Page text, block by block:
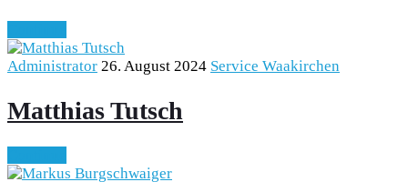
Administrator 26. August 2024 Service Waakirchen
Matthias Tutsch